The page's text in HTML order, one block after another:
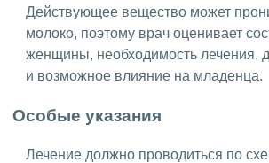
Действующее вещество может
молоко, поэтому врач оценивает
женщины, необходимость лечения,
и возможное влияние на младенца.
Особые указания
Лечение должно проводиться по